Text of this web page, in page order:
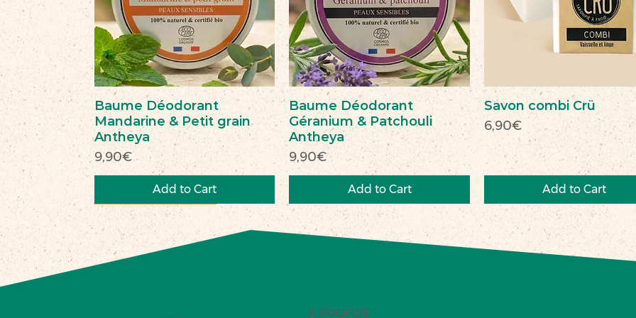
Baume Déodorant
Mandarine & Petit grain
Antheya
Price
9,90€
Add to Cart
Baume Déodorant
Géranium & Patchouli
Antheya
Price
9,90€
Add to Cart
Savon combi Crü
Price
6,90€
Add to Cart
Nouveau Nouveau Nouveau
Nouveau Nouveauté Nouveau
Commerce équitable
À PROPOS